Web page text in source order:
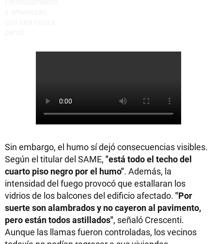
Sin embargo, el humo sí dejó consecuencias visibles.
Según el titular del SAME, "está todo el techo del
cuarto piso negro por el humo". Además, la
intensidad del fuego provocó que estallaran los
vidrios de los balcones del edificio afectado. "Por
suerte son alambrados y no cayeron al pavimento,
pero están todos astillados", señaló Crescenti.
Aunque las llamas fueron controladas, los vecinos